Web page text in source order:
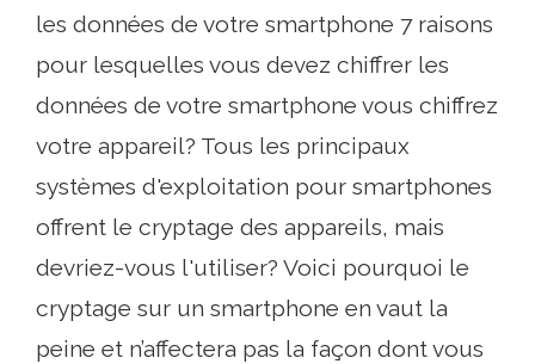
les données de votre smartphone 7 raisons
pour lesquelles vous devez chiffrer les
données de votre smartphone vous chiffrez
votre appareil? Tous les principaux
systèmes d'exploitation pour smartphones
offrent le cryptage des appareils, mais
devriez-vous l'utiliser? Voici pourquoi le
cryptage sur un smartphone en vaut la
peine et n’affectera pas la façon dont vous